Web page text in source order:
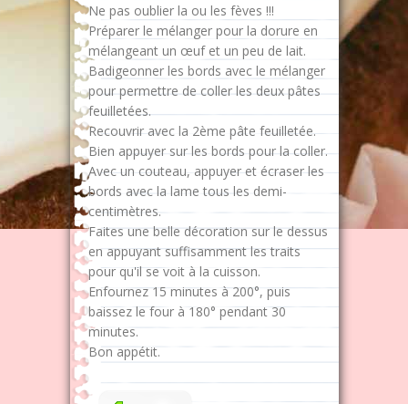
Ne pas oublier la ou les fèves !!!
Préparer le mélanger pour la dorure en
mélangeant un œuf et un peu de lait.
Badigeonner les bords avec le mélanger
pour permettre de coller les deux pâtes
feuilletées.
Recouvrir avec la 2ème pâte feuilletée.
Bien appuyer sur les bords pour la coller.
Avec un couteau, appuyer et écraser les
bords avec la lame tous les demi-
centimètres.
Faites une belle décoration sur le dessus
en appuyant suffisamment les traits
pour qu'il se voit à la cuisson.
Enfournez 15 minutes à 200°, puis
baissez le four à 180° pendant 30
minutes.
Bon appétit.